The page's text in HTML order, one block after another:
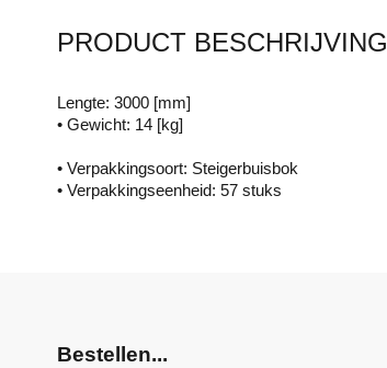
PRODUCT BESCHRIJVING
Lengte: 3000 [mm]
• Gewicht: 14 [kg]
• Verpakkingsoort: Steigerbuisbok
• Verpakkingseenheid: 57 stuks
Bestellen...